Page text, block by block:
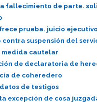
fallecimiento de parte.
prueba. juicio ejecutivo
contra suspensión del
cautelar
de declaratoria de
de coheredero
de testigos
excepción de cosa